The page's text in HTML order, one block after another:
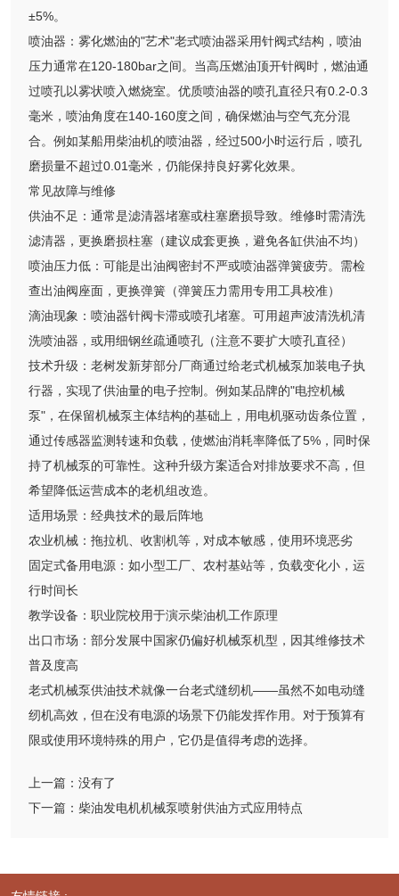
±5%。
喷油器：雾化燃油的"艺术"老式喷油器采用针阀式结构，喷油
压力通常在120-180bar之间。当高压燃油顶开针阀时，燃油通
过喷孔以雾状喷入燃烧室。优质喷油器的喷孔直径只有0.2-0.3
毫米，喷油角度在140-160度之间，确保燃油与空气充分混
合。例如某船用柴油机的喷油器，经过500小时运行后，喷孔
磨损量不超过0.01毫米，仍能保持良好雾化效果。
常见故障与维修
供油不足：通常是滤清器堵塞或柱塞磨损导致。维修时需清洗
滤清器，更换磨损柱塞（建议成套更换，避免各缸供油不均）
喷油压力低：可能是出油阀密封不严或喷油器弹簧疲劳。需检
查出油阀座面，更换弹簧（弹簧压力需用专用工具校准）
滴油现象：喷油器针阀卡滞或喷孔堵塞。可用超声波清洗机清
洗喷油器，或用细钢丝疏通喷孔（注意不要扩大喷孔直径）
技术升级：老树发新芽部分厂商通过给老式机械泵加装电子执
行器，实现了供油量的电子控制。例如某品牌的"电控机械
泵"，在保留机械泵主体结构的基础上，用电机驱动齿条位置，
通过传感器监测转速和负载，使燃油消耗率降低了5%，同时保
持了机械泵的可靠性。这种升级方案适合对排放要求不高，但
希望降低运营成本的老机组改造。
适用场景：经典技术的最后阵地
农业机械：拖拉机、收割机等，对成本敏感，使用环境恶劣
固定式备用电源：如小型工厂、农村基站等，负载变化小，运
行时间长
教学设备：职业院校用于演示柴油机工作原理
出口市场：部分发展中国家仍偏好机械泵机型，因其维修技术
普及度高
老式机械泵供油技术就像一台老式缝纫机——虽然不如电动缝
纫机高效，但在没有电源的场景下仍能发挥作用。对于预算有
限或使用环境特殊的用户，它仍是值得考虑的选择。
上一篇： 没有了
下一篇： 柴油发电机机械泵喷射供油方式应用特点